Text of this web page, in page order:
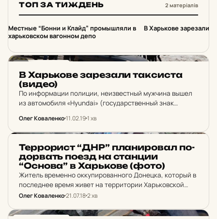
ТОП ЗА ТИЖДЕНЬ 2 матеріалів
1
Местные “Бонни и Клайд” промышляли в
харьковском вагонном депо
2
В Харькове зарезали
В Харь­ко­ве за­ре­за­ли так­сис­та
(видео)
По информации полиции, неизвестный мужчина вышел
из автомобиля «Hyundai» (государственный знак
скрылся в неизвестном направлении.
Олег Коваленко11.02.191 хв
Тер­ро­рист “ДНР” пла­ни­ро­вал по­
дор­вать поезд на стан­ции
“Основа” в Харь­ко­ве (фото)
Житель временно оккупированного Донецка, который в
последнее время живет на территории Харьковской
области, был завербован представителями так
безопасности ДНР" для совершения диверсионного
Олег Коваленко21.07.182 хв